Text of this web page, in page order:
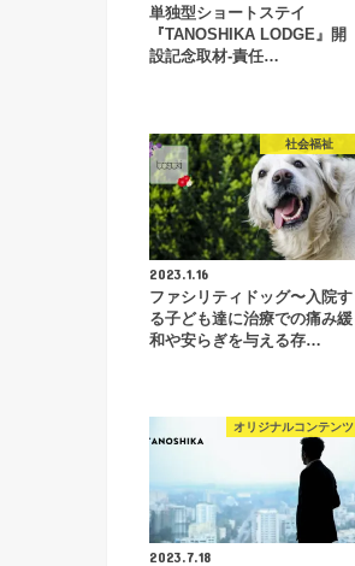
単独型ショートステイ
『TANOSHIKA LODGE』開
設記念取材-責任…
社会福祉
2023.1.16
ファシリティドッグ〜入院す
る子ども達に治療での痛み緩
和や安らぎを与える存…
オリジナルコンテンツ
2023.7.18